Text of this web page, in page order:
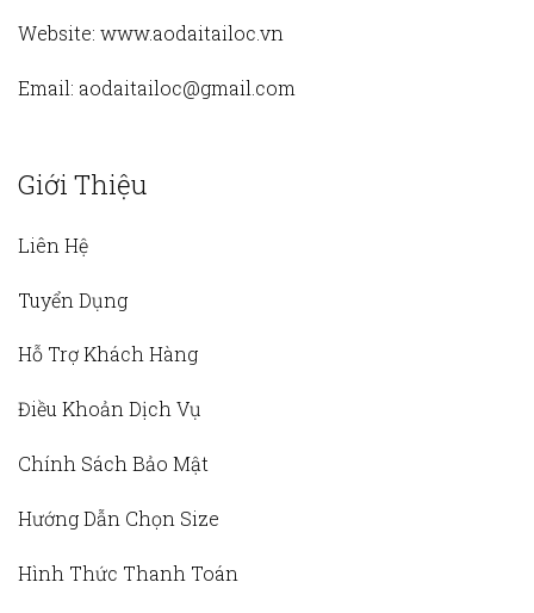
Website: www.aodaitailoc.vn
Email: aodaitailoc@gmail.com
Giới Thiệu
Liên Hệ
Tuyển Dụng
Hỗ Trợ Khách Hàng
Điều Khoản Dịch Vụ
Chính Sách Bảo Mật
Hướng Dẫn Chọn Size
Hình Thức Thanh Toán